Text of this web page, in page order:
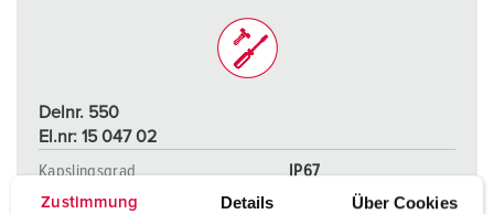
Zustimmung Details Über Cookies
Delnr. 550
El.nr: 15 047 02
Kapslingsgrad
IP67